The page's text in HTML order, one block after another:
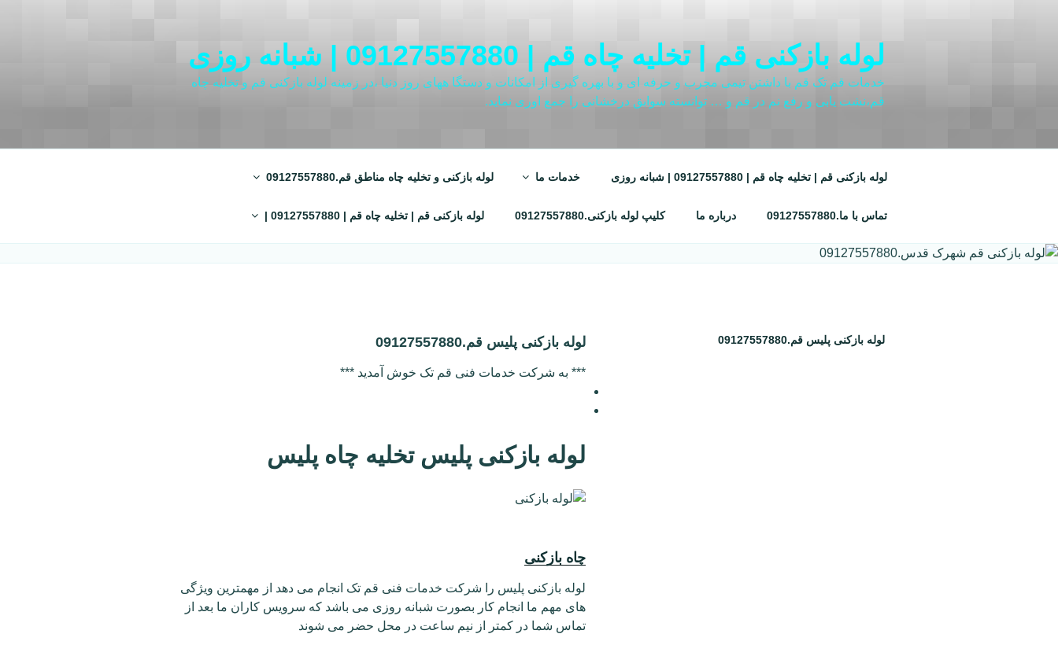
لوله بازکنی قم | تخلیه چاه قم | 09127557880 | شبانه روزی
خدمات قم تک قم با داشتن تیمی مجرب و حرفه ای و با بهره گیری از امکانات و دستگا ههای روز دنیا ،در زمینه لوله بازکنی قم و تخلیه چاه
قم،نشت یابی و رفع نم در قم و … توانسته سوابق درخشانی را جمع اوری نماید.
لوله بازکنی قم | تخلیه چاه قم | 09127557880 | شبانه روزی خدمات ما لوله بازکنی و تخلیه چاه مناطق قم.09127557880
تماس با ما.09127557880 درباره ما کلیپ لوله بازکنی.09127557880 لوله بازکنی قم | تخلیه چاه قم | 09127557880 |
لوله بازکنی پلیس قم.09127557880 لوله بازکنی پلیس قم.09127557880
*** به شرکت خدمات فنی قم تک خوش آمدید ***
لوله بازکنی پلیس تخلیه چاه پلیس
چاه بازکنی
لوله بازکنی پلیس را شرکت خدمات فنی قم تک انجام می دهد از مهمترین ویژگی
های مهم ما انجام کار بصورت شبانه روزی می باشد که سرویس کاران ما بعد از
تماس شما در کمتر از نیم ساعت در محل حضر می شوند